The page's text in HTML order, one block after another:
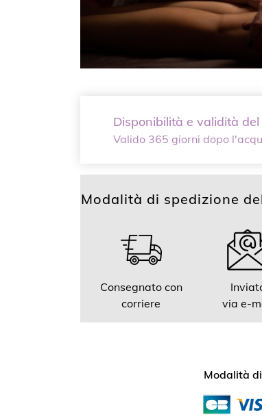
Disponibilità e validità
Valido 365 giorni dopo
Modalità di spedizione
Consegnato con
corriere
via e-
Modalità